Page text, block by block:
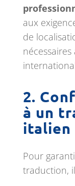
aux
de
2.
à un
italien
Pour
traduction,